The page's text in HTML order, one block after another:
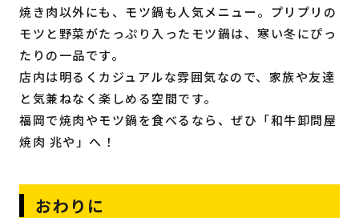
焼き肉以外にも、モツ鍋も人気メニュー。プリプリの
モツと野菜がたっぷり入ったモツ鍋は、寒い冬にぴっ
たりの一品です。
店内は明るくカジュアルな雰囲気なので、家族や友達
と気兼ねなく楽しめる空間です。
福岡で焼肉やモツ鍋を食べるなら、ぜひ「和牛卸問屋
焼肉 兆や」へ！
おわりに